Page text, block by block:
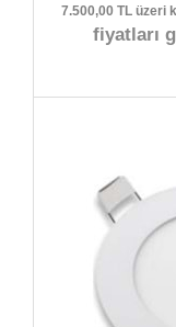
7.500,00 TL üzeri
fiyatları